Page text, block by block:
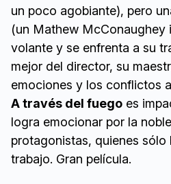
un poco agobiante), pero
(un Mathew McConaughey
volante y se enfrenta a su
mejor del director, su
emociones y los conflictos
A través del fuego es
logra emocionar por la
protagonistas, quienes sólo
trabajo. Gran película.